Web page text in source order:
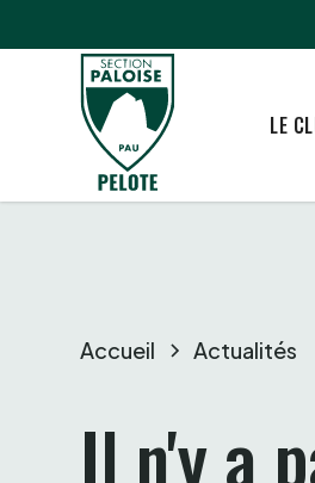
LE
Accueil Actualités
Il n'y a